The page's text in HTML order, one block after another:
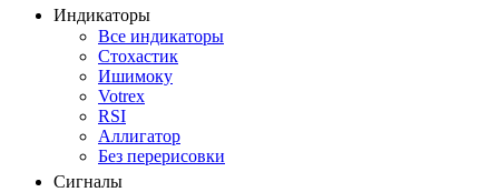
Индикаторы
Все индикаторы
Стохастик
Ишимоку
Votrex
RSI
Аллигатор
Без перерисовки
Сигналы